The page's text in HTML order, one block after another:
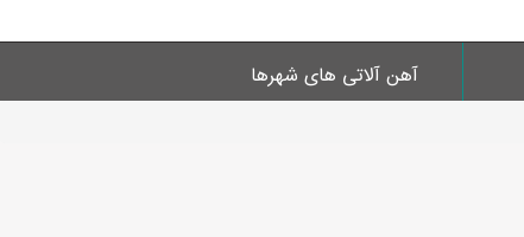
آهن آلاتی های شهرها